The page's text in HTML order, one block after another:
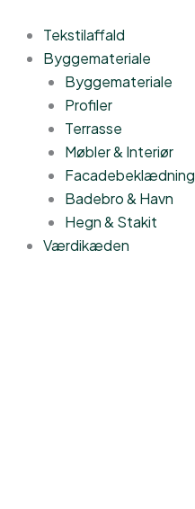
indholdet
Tekstilaffald
Byggemateriale
Byggemateriale
Profiler
Terrasse
Møbler & Interiør
Facadebeklædning
Badebro & Havn
Hegn & Stakit
Værdikæden